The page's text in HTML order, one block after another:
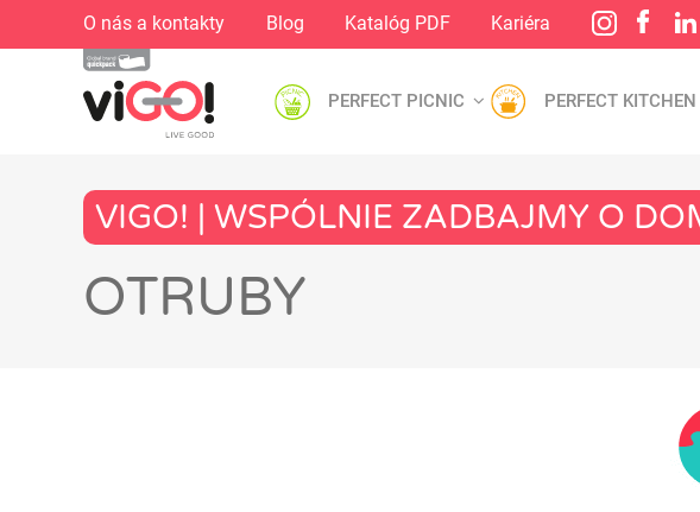
O nás a kontakty Blog Katalóg PDF Kariéra
PERFECT PICNIC PERFECT KITCHEN
VIGO! | WSPÓLNIE ZADBAJMY O
OTRUBY